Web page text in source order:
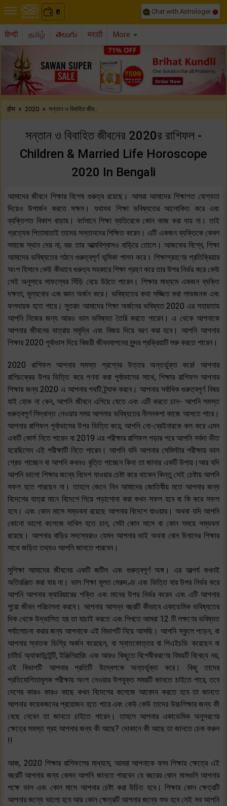
₹
0 Chat with Astrologer
हिन्दी தமிழ் తెలుగు मराठी More
Previous
होम » 2020 » সন্তান ও বিবাহিত জীব..
সন্তান ও বিবাহিত জীবনের 2020র রাশিফল -
Children & Married Life Horoscope
2020 In Bengali
আমাদের জীবনে শিক্ষার বিশেষ গুরুত্ব রয়েছে। আমরা আমাদের শিক্ষাগত যোগ্যতা
দিয়েও উপার্জন করতে সক্ষম। যথাযথ শিক্ষা ভবিষ্যতের আলোকিত করে এবং
ব্যক্তিগত বিকাশ বাড়ায়। বর্তমানে শিক্ষা ব্যতিরেকে কোন কাজ করা যায় না। তাই
প্রত্যেক পিতামাতাই তাদের সন্তানদের শিক্ষিত করেন। এটি একজন ব্যক্তিকে কেবল
সমাজে স্থান দেয় না, বরং তার আত্মবিশ্বাসও বাড়িয়ে তোলে। আজকের বিশ্বে, শিক্ষা
আমাদের ভবিষ্যতের গঠনে গুরুত্বপূর্ণ ভূমিকা পালন করে। শিক্ষাগ্রহণের প্রতিক্রিয়ার
অংশ হিসাবে কেউ কীভাবে গুরুত্ব সহকারে শিক্ষা গ্রহণ করে তার উপর নির্ভর করে কেউ
সেই অনুসারে সাফল্যের সিঁড়ি বেয়ে উঠতে পারেন। শিক্ষার মাধ্যমে একজন ব্যক্তি
দক্ষতা, মূল্যবোধ এবং জ্ঞান অর্জন করে। ভবিষ্যতের কথা সজ্জিত করা লাভজনক এবং
ফলদায়ক হতে পারে। সুতরাং আমাদের শিক্ষা অর্জনের ভবিষ্যত 2020 এর সহায়তায়
আপনি নিজের জন্য আরও ভাল ভবিষ্যত তৈরি করতে পারেন। এ থেকে আপনাকে
আপনার জীবনের যাত্রায় সমৃদ্ধি এবং বিজয় দিয়ে বরণ করা হবে। আপনি আপনার
শিক্ষার 2020 পূর্বাভাস দিয়ে বিজয়ী জীবনযাপনের সুন্দর প্রক্রিয়াটি শুরু করতে পারেন।
2020 রাশিফল ​​আপনার সমস্ত প্রশ্নের উত্তর অন্তর্ভুক্ত করে! আপনার
রাশিচক্রের উপর ভিত্তি করে গণনা করা পূর্বাভাসের সাথে, শিক্ষার রাশিফল ​​আপনার
শিক্ষার জন্য 2020 এ আপনার পথটি ট্র্যাক করবে। আপনার সর্বাধিক গুরুত্বপূর্ণ বিষয়
যাই হোক না কেন, আপনি জীবনে এগিয়ে যেতে এবং এটি করতে চান- আপনি সমস্ত
গুরুত্বপূর্ণ সিদ্ধান্ত নেওয়ার সময় আপনার ভবিষ্যতের নীলনকশা কাজে আসতে পারে।
আপনার রাশিফল ​​পূর্বাভাসের উপর ভিত্তি করে, আপনি নো-ব্রেইনারকে কল করে এমন
একটি কোর্স নিতে পারেন বা 2019 এর পরীক্ষার রাশিফল ​​পড়ার পরে আপনি সর্বদা ভীত
হয়েছিলেন এই পরীক্ষাটি নিতে পারেন। আপনি যদি আপনার সেমিস্টার পরীক্ষায় ভাল
গ্রেড পাচ্ছেন বা আপনি কখনও বৃত্তি পাচ্ছেন কিনা তা জানার একটি উপায়।আর যদি
আপনি ভালো শিক্ষার জন্যে বিদেশ যাওয়ার চেষ্টা করে থাকেন কিন্তু সেই চেষ্টায় আপনি
সফল হতে পারছেন না। তাহলে জেনে নিন আমাদের জোতিষীয় মতে আপনার জন্য
বিদেশের যাত্রা মানে বিদেশে গিয়ে পড়াশোনা করা কখন সফল হবে বা কি করে সফল
হবে। এবং কোন মাসে সম্ভবনা রয়েছে আপনার বিদেশে যাওয়ার। অথবা যদি আপনি
কোনো ভালো কলেজে দাখিল হতে চান, সেটা কোন মাসে বা কোন সময়ে সম্ভবনা
রয়েছে। আপনার বাড়ির সদস্যেরাও যেমন আপনার ভাই অথবা বোন উনাদের শিক্ষার
সাথে জড়িত তথ্যও আপনি জানতে পারবেন।
সুশিক্ষা আমাদের জীবনের একটি জটিল এবং গুরুত্বপূর্ণ অঙ্গ। এর তাত্পর্য কখনই
অতিরঞ্জিত করা যায় না। ভাল শিক্ষা মূলত মেরুদণ্ড এবং ভিত্তি যার উপর নির্ভর করে
আপনি আপনার ক্যারিয়ারের শক্তি এবং মানের উপর নির্ভর করেন এবং এটি আপনার
পুরো জীবন পরিচালনা করবে। আপনার আসন্ন বছরটি কীভাবে একাডেমিক ভবিষ্যতের
দিক থেকে উদ্ভাসিত হয় তা যাচাই করতে এবং শিখতে আমরা 12 টি লক্ষণের ভবিষ্যত
পর্যালোচনা করার জন্য আপনাকে এই বিভাগটি নিয়ে আসছি। আপনি স্কুলে পড়েন, বা
আপনার স্নাতক ডিগ্রি অর্জন করেছেন, বা স্নাতকোত্তর বা পিএইচডি করেছেন বা
চার্টার্ড অ্যাকাউন্টেন্টি, ইঞ্জিনিয়ারিং এবং আরও কিছুতে বিশেষীকরণের বিষয়টি বিবেচ্য নয়,
এই বিভাগটি আপনার প্রতিটি উদ্বেগকে অন্তর্ভুক্ত করে। কিছু তাদের
প্রতিযোগিতামূলক পরীক্ষায় অংশ নেওয়ার উপযুক্ত সময়টি জানতে চাইতে পারে, তবে
দেশের কারও কারও কাছে কখন বিদেশের কলেজে আবেদন করতে হবে তা জানতে
আপনার কয়েকজনের প্রয়োজন হতে পারে এবং কেউ কেউ তাদের উচ্চশিক্ষার জন্য কী
বেছে নেবেন তা জানতে চাইতে পারেন। তাহলে আপনার একাডেমিক অনুসরণের
ক্ষেত্রে সমস্ত গ্রহ আপনার জন্য কী আছে? দোকানে কী আছে তা জানতে চেক করুন
!!
আজ, 2020 শিক্ষার রাশিফলের মাধ্যমে, আমরা আপনাকে বলব শিক্ষার ক্ষেত্রে এই
বছরটি আপনার জন্য কেমন আপনি জানতে পারবেন যে বছরের কোন মাসগুলি আপনার
পক্ষে ভাল এবং কোন মাসে আপনার চেষ্টা করা উচিত হবে। শিক্ষার কোন ক্ষেত্রটি
আপনার জন্যে ভালো হবে আর কোন ক্ষেত্রটি আপনার জন্যে শুভ হবে সেই সব আপনি